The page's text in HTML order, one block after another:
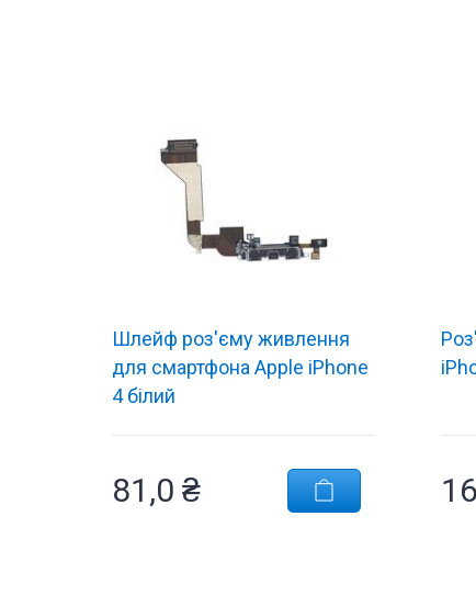
Шлейф роз'єму живлення
для смартфона Apple iPhone
4 білий
81,0 ₴